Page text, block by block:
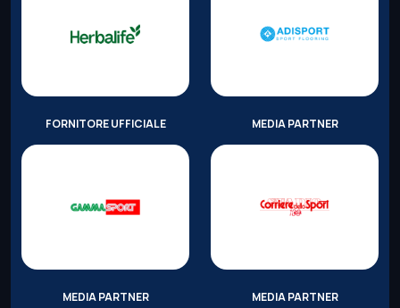
FORNITORE UFFICIALE MEDIA PARTNER
MEDIA PARTNER MEDIA PARTNER